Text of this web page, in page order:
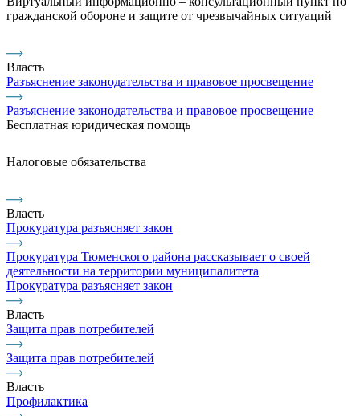
гражданской обороне и защите от чрезвычайных ситуаций
Власть
Разъяснение законодательства и правовое просвещение
Разъяснение законодательства и правовое просвещение
Бесплатная юридическая помощь
Налоговые обязательства
Власть
Прокуратура разъясняет закон
Прокуратура Тюменского района рассказывает о своей
деятельности на территории муниципалитета
Прокуратура разъясняет закон
Власть
Защита прав потребителей
Защита прав потребителей
Власть
Профилактика